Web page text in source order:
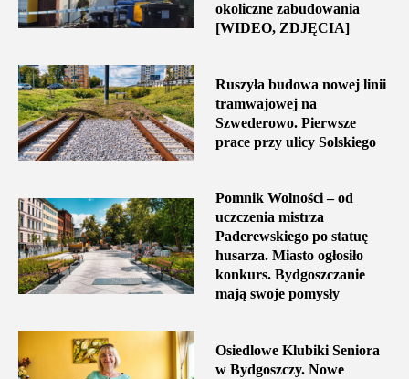
okoliczne zabudowania
[WIDEO, ZDJĘCIA]
Ruszyła budowa nowej linii
tramwajowej na
Szwederowo. Pierwsze
prace przy ulicy Solskiego
Pomnik Wolności – od
uczczenia mistrza
Paderewskiego po statuę
husarza. Miasto ogłosiło
konkurs. Bydgoszczanie
mają swoje pomysły
Osiedlowe Klubiki Seniora
w Bydgoszczy. Nowe